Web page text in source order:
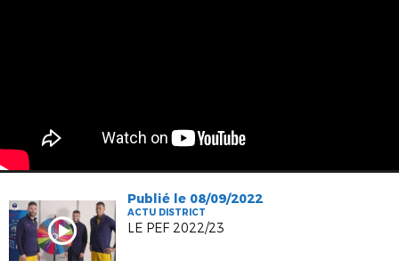
Publié le 08/09/2022
ACTU DISTRICT
LE PEF 2022/23